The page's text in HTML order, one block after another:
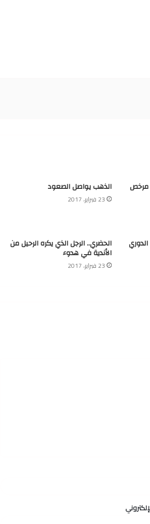
مرخص الذهب يواصل الصعود
23 فبراير، 2017
الحضري.. الرجل الذي يكره الرحيل من
الأندية في هدوء
23 فبراير، 2017